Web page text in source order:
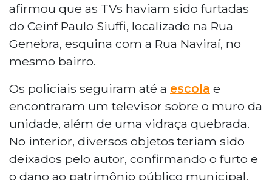
afirmou que as TVs haviam sido furtadas
do Ceinf Paulo Siuffi, localizado na Rua
Genebra, esquina com a Rua Naviraí, no
mesmo bairro.
Os policiais seguiram até a escola e
encontraram um televisor sobre o muro da
unidade, além de uma vidraça quebrada.
No interior, diversos objetos teriam sido
deixados pelo autor, confirmando o furto e
o dano ao patrimônio público municipal.